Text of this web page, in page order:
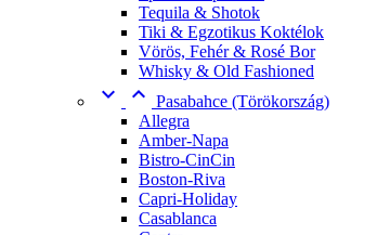
Tequila & Shotok
Tiki & Egzotikus Koktélok
Vörös, Fehér & Rosé Bor
Whisky & Old Fashioned
  Pasabahce (Törökország)
Allegra
Amber-Napa
Bistro-CinCin
Boston-Riva
Capri-Holiday
Casablanca